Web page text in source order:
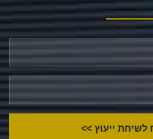
ייעוץ >>